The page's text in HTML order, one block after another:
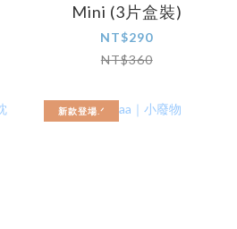
Mini (3片盒裝)
NT$290
NT$360
新款登場.ᐟ